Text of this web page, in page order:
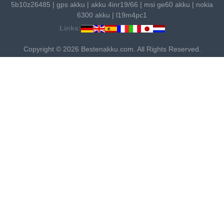
5b10z26485 | gps akku | akku 4inr19/66 | msi ge60 akku | nokia
6300 akku | l19m4pc1
Links:
Copyright © 2026 Bestenakku.com. All Rights Reserved.